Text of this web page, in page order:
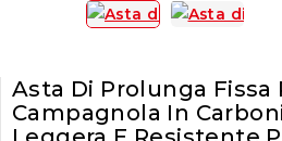
Asta Di Prolunga
Campagnola In